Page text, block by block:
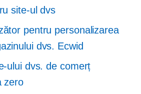
site-ul dvs
pentru personalizarea
dvs. Ecwid
ului dvs. de comerț
zero